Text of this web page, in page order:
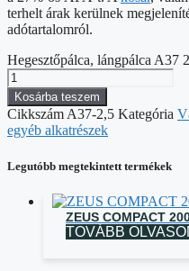
terhelt árak kerülnek
adótartalomról.
Hegesztőpálca, lángpálca A37
Kosárba teszem
CikkszámA37-2,5 Kategória
egyéb alkatrészek
Legutóbb megtekintett termékek
ZEUS COMPACT
TOVÁBB